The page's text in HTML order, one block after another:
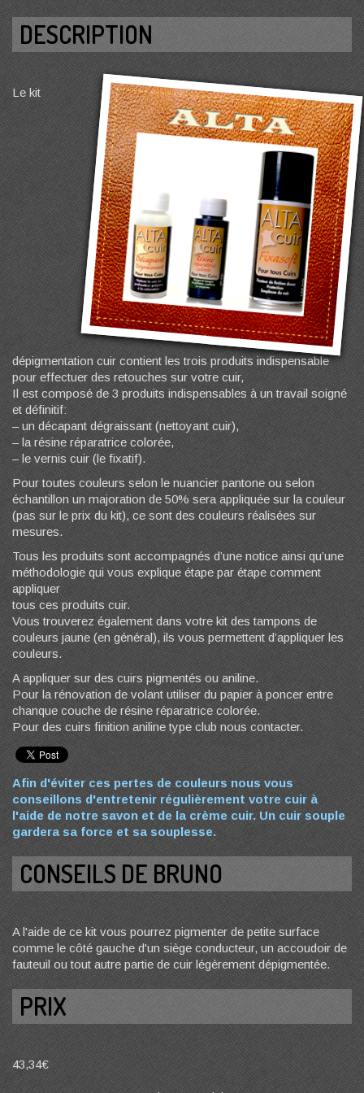
DESCRIPTION
Le kit
dépigmentation cuir contient les trois produits indispensable
pour effectuer des retouches sur votre cuir,
Il est composé de 3 produits indispensables à un travail soigné
et définitif:
– un décapant dégraissant (nettoyant cuir),
– la résine réparatrice colorée,
– le vernis cuir (le fixatif).
Pour toutes couleurs selon le nuancier pantone ou selon
échantillon un majoration de 50% sera appliquée sur la couleur
(pas sur le prix du kit), ce sont des couleurs réalisées sur
mesures.
Tous les produits sont accompagnés d’une notice ainsi qu’une
méthodologie qui vous explique étape par étape comment
appliquer
tous ces produits cuir.
Vous trouverez également dans votre kit des tampons de
couleurs jaune (en général), ils vous permettent d’appliquer les
couleurs.
A appliquer sur des cuirs pigmentés ou aniline.
Pour la rénovation de volant utiliser du papier à poncer entre
chanque couche de résine réparatrice colorée.
Pour des cuirs finition aniline type club nous contacter.
Afin d'éviter ces pertes de couleurs nous vous
conseillons d'entretenir régulièrement votre cuir à
l'aide de notre savon et de la crème cuir. Un cuir souple
gardera sa force et sa souplesse.
CONSEILS DE BRUNO
A l'aide de ce kit vous pourrez pigmenter de petite surface
comme le côté gauche d'un siège conducteur, un accoudoir de
fauteuil ou tout autre partie de cuir légèrement dépigmentée.
PRIX
43,34€